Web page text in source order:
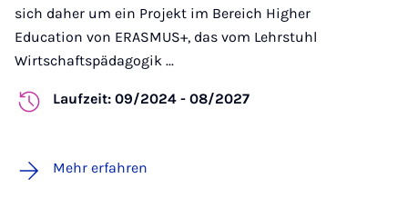
sich daher um ein Projekt im Bereich Higher
Education von ERASMUS+, das vom Lehrstuhl
Wirtschaftspädagogik ...
Laufzeit: 09/2024 - 08/2027
Mehr erfahren